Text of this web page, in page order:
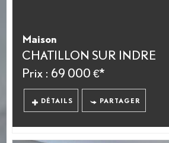
Maison
CHATILLON SUR INDRE
Prix : 69 000 €*
DÉTAILS PARTAGER